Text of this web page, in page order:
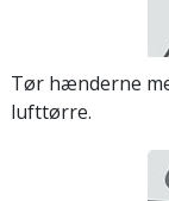
Tør hænderne
lufttørre.